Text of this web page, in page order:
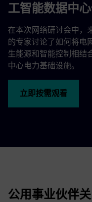
工智能数据中
在本次网络研讨会中，
的专家讨论了如何将电
生能源和智能控制相结
中心电力基础设施。
立即按需观看
公用事业伙伴